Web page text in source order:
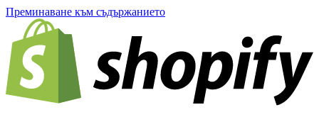
Преминаване към съдържанието